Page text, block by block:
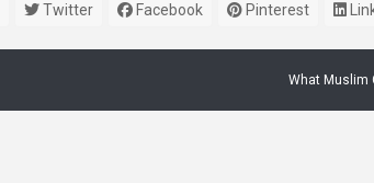
Twitter Facebook Pinterest
What Muslim